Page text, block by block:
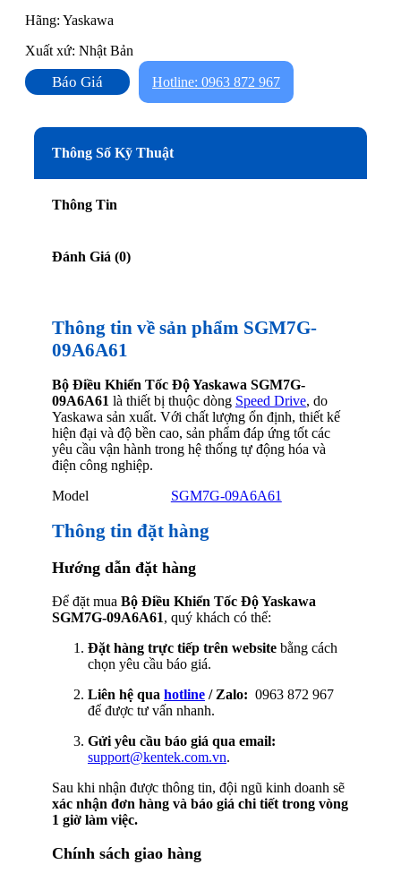
Hãng: Yaskawa
Xuất xứ: Nhật Bản
Báo Giá Hotline: 0963 872 967
Thông Số Kỹ Thuật
Thông Tin
Đánh Giá (0)
Thông tin về sản phẩm SGM7G-
09A6A61
Bộ Điều Khiển Tốc Độ Yaskawa SGM7G-
09A6A61 là thiết bị thuộc dòng Speed Drive, do
Yaskawa sản xuất. Với chất lượng ổn định, thiết kế
hiện đại và độ bền cao, sản phẩm đáp ứng tốt các
yêu cầu vận hành trong hệ thống tự động hóa và
điện công nghiệp.
Model
SGM7G-09A6A61
Thông tin đặt hàng
Hướng dẫn đặt hàng
Để đặt mua Bộ Điều Khiển Tốc Độ Yaskawa
SGM7G-09A6A61, quý khách có thể:
Đặt hàng trực tiếp trên website bằng cách
chọn yêu cầu báo giá.
Liên hệ qua hotline / Zalo: 0963 872 967
để được tư vấn nhanh.
Gửi yêu cầu báo giá qua email:
support@kentek.com.vn.
Sau khi nhận được thông tin, đội ngũ kinh doanh sẽ
xác nhận đơn hàng và báo giá chi tiết trong vòng
1 giờ làm việc.
Chính sách giao hàng